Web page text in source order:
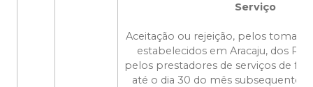
Serviço
Aceitação ou rejeição, pelos
estabelecidos em Aracaju, dos
pelos prestadores de serviços de
até o dia 30 do mês subsequente